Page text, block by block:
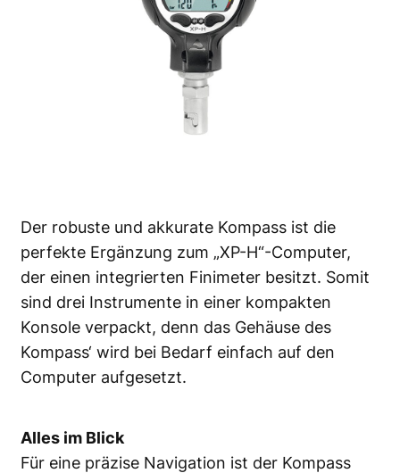
Der robuste und akkurate Kompass ist die
perfekte Ergänzung zum „XP-H“-Computer,
der einen integrierten Finimeter besitzt. Somit
sind drei Instrumente in einer kompakten
Konsole verpackt, denn das Gehäuse des
Kompass‘ wird bei Bedarf einfach auf den
Computer aufgesetzt.
Alles im Blick
Für eine präzise Navigation ist der Kompass